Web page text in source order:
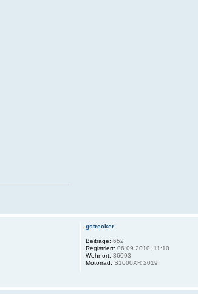
gstrecker
Beiträge: 652
Registriert: 06.09.2010, 11:10
Wohnort: 36093
Motorrad: S1000XR 2019